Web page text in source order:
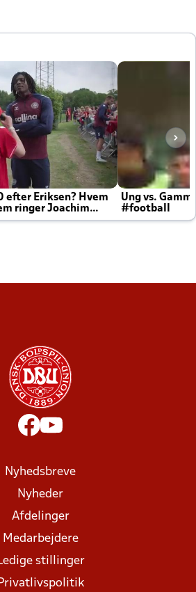
efter Eriksen? Hvem
ringer Joachim
Ung vs.
#football
Nyhedsbreve
Nyheder
Afdelinger
Medarbejdere
stillinger
Privatlivspolitik